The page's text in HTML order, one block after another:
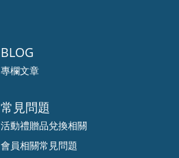
BLOG
專欄文章
常見問題
活動禮贈品兌換相關
會員相關常見問題